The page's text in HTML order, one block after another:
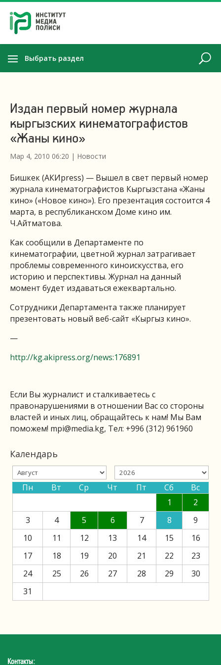
Выбрать раздел
Издан первый номер журнала
кыргызских кинематографистов
«Жаны кино»
Мар 4, 2010 06:20 | Новости
Бишкек (АКИpress) — Вышел в свет первый номер
журнала кинематографистов Кыргызстана «Жаны
кино» («Новое кино»). Его презентация состоится 4
марта, в республиканском Доме кино им.
Ч.Айтматова.
Как сообщили в Департаменте по
кинематографии, цветной журнал затрагивает
проблемы современного киноискусства, его
историю и перспективы. Журнал на данный
момент будет издаваться ежеквартально.
Сотрудники Департамента также планирует
презентовать новый веб-сайт «Кыргыз кино».
—
http://kg.akipress.org/news:176891
Если Вы журналист и сталкиваетесь с
правонарушениями в отношении Вас со стороны
властей и иных лиц, обращайтесь к нам! Мы Вам
поможем! mpi@media.kg, Тел: +996 (312) 961960
Календарь
Пн Вт Ср Чт Пт Сб
Вс
1
2
3
4 5 6 7 8
9
10
11 12 13 14 15
16
17
18 19 20 21 22
23
24
25 26 27 28 29
30
31
Контакты: